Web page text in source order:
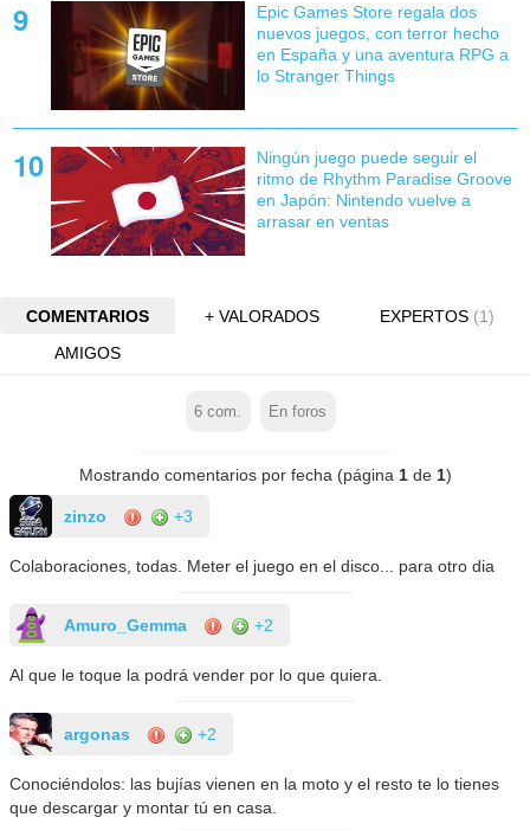
Epic Games Store regala dos
nuevos juegos, con terror hecho
en España y una aventura RPG a
lo Stranger Things
Ningún juego puede seguir el
ritmo de Rhythm Paradise Groove
en Japón: Nintendo vuelve a
arrasar en ventas
COMENTARIOS + VALORADOS EXPERTOS (1)
AMIGOS
6 com. En foros
Mostrando comentarios por fecha (página 1de 1)
zinzo +3
Colaboraciones, todas. Meter el juego en el disco... para otro dia
Amuro_Gemma +2
Al que le toque la podrá vender por lo que quiera.
argonas +2
Conociéndolos: las bujías vienen en la moto y el resto te lo tienes
que descargar y montar tú en casa.